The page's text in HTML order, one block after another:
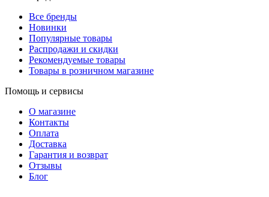
Все бренды
Новинки
Популярные товары
Распродажи и скидки
Рекомендуемые товары
Товары в розничном магазине
Помощь и сервисы
О магазине
Контакты
Оплата
Доставка
Гарантия и возврат
Отзывы
Блог